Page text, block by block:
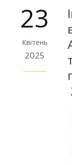
23
Квітень
2025